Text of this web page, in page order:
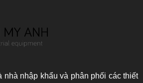
nhà nhập khẩu và phân phối các thiết